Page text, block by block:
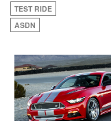
TEST RIDE
ASDN